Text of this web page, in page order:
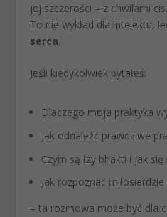
jej szczerości – z chwilami
To nie wykład dla intelektu,
serca.
Jeśli kiedykolwiek pytałeś:
Dlaczego moja praktyka
Jak odnaleźć prawdziwe
Czym są łzy bhakti i jak się
Jak rozpoznać
– ta rozmowa może być dla